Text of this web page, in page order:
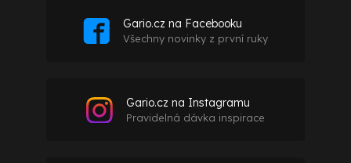
Gario.cz na Facebooku
Všechny novinky z první ruky
Gario.cz na Instagramu
Pravidelná dávka inspirace